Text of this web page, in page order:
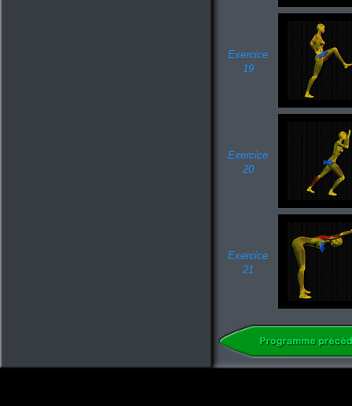
Exercice
19
Exercice
20
Exercice
21